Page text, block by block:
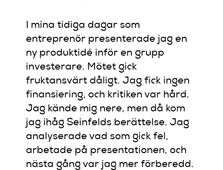
I mina tidiga dagar som
entreprenör presenterade jag en
ny produktidé inför en grupp
investerare. Mötet gick
fruktansvärt dåligt. Jag fick ingen
finansiering, och kritiken var hård.
Jag kände mig nere, men då kom
jag ihåg Seinfelds berättelse. Jag
analyserade vad som gick fel,
arbetade på presentationen, och
nästa gång var jag mer förberedd.